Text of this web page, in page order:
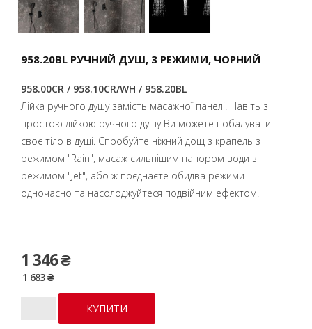
958.20BL РУЧНИЙ ДУШ, 3 РЕЖИМИ, ЧОРНИЙ
958.00CR / 958.10CR/WH / 958.20BL
Лійка ручного душу замість масажної панелі. Навіть з
простою лійкою ручного душу Ви можете побалувати
своє тіло в душі. Спробуйте ніжний дощ з крапель з
режимом "Rain", масаж сильнішим напором води з
режимом "Jet", або ж поєднаєте обидва режими
одночасно та насолоджуйтеся подвійним ефектом.
1 346 ₴
1 683 ₴